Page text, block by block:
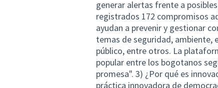
generar alertas frente a
registrados 172 compromisos
ayudan a prevenir y gestionar
temas de seguridad, ambiente,
público, entre otros. La
popular entre los bogotanos
promesa". 3) ¿Por qué es
práctica innovadora de